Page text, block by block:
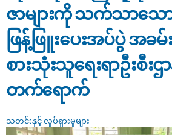
ဇာများကို သက်သာသောစ
ဖြန့်ဖြူးပေးအပ်ပွဲ အခ
စားသုံးသူရေးရာဦးစီးဌ
တက်‌ရောက်
သတင်းနှင့် လှုပ်ရှားမှုများ